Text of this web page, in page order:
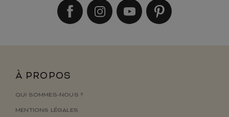
À PROPOS
QUI SOMMES-NOUS ?
MENTIONS LÉGALES